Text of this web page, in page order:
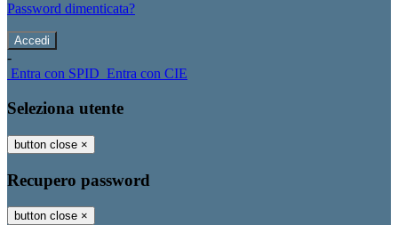
Password dimenticata?
-
Entra con SPID Entra con CIE
Seleziona utente
button close ×
Recupero password
button close ×